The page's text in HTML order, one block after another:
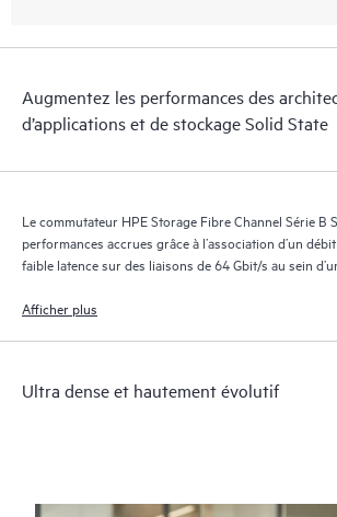
Augmentez les performances des
d’applications et de stockage Solid State
Le commutateur HPE Storage Fibre Channel Série B
performances accrues grâce à l’association d’un
faible latence sur des liaisons de 64 Gbit/s au sein
évolutifs de stockage flash.
Afficher plus
Ultra dense et hautement évolutif